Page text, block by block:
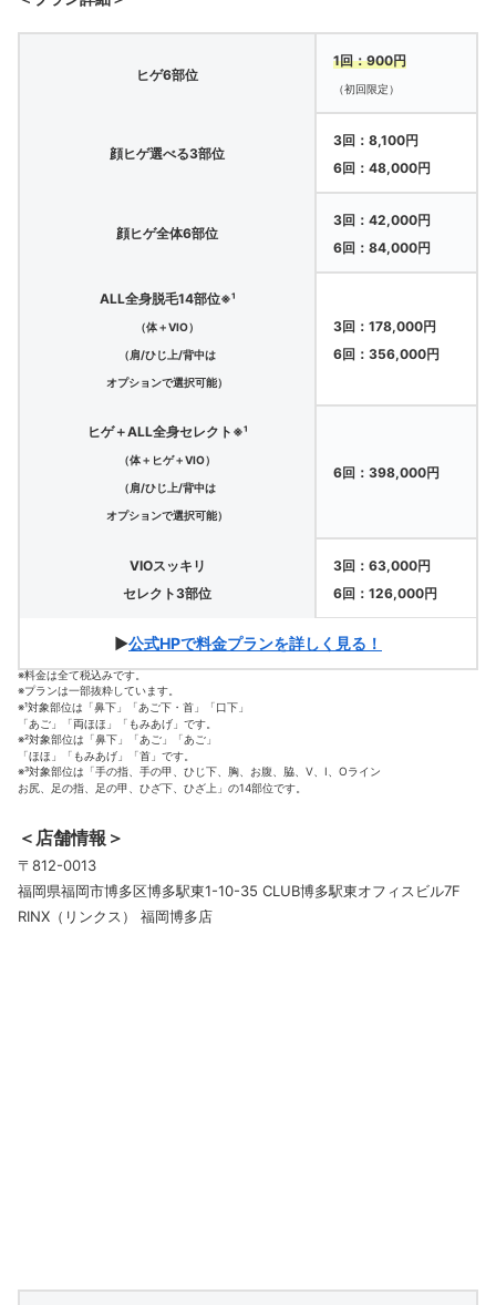
ヒゲ6部位
1回：900円
（初回限定）
顔ヒゲ選べる3部位
3回：8,100円
6回：48,000円
顔ヒゲ全体6部位
3回：42,000円
6回：84,000円
ALL全身脱毛14部位※¹
（体＋VIO）
（肩/ひじ上/背中は
オプションで選択可能）
3回：178,000円
6回：356,000円
ヒゲ＋ALL全身セレクト※¹
（体＋ヒゲ＋VIO）
（肩/ひじ上/背中は
オプションで選択可能）
6回：398,000円
VIOスッキリ
セレクト3部位
3回：63,000円
6回：126,000円
▶公式HPで料金プランを詳しく見る！
※料金は全て税込みです。
※プランは一部抜粋しています。
※¹対象部位は「鼻下」「あご下・首」「口下」
「あご」「両ほほ」「もみあげ」です。
※²対象部位は「鼻下」「あご」「あご」
「ほほ」「もみあげ」「首」です。
※³対象部位は「手の指、手の甲、ひじ下、胸、お腹、脇、V、I、Oライン
お尻、足の指、足の甲、ひざ下、ひざ上」の14部位です。
＜店舗情報＞
〒812-0013
福岡県福岡市博多区博多駅東1-10-35 CLUB博多駅東オフィスビル7F
RINX（リンクス） 福岡博多店